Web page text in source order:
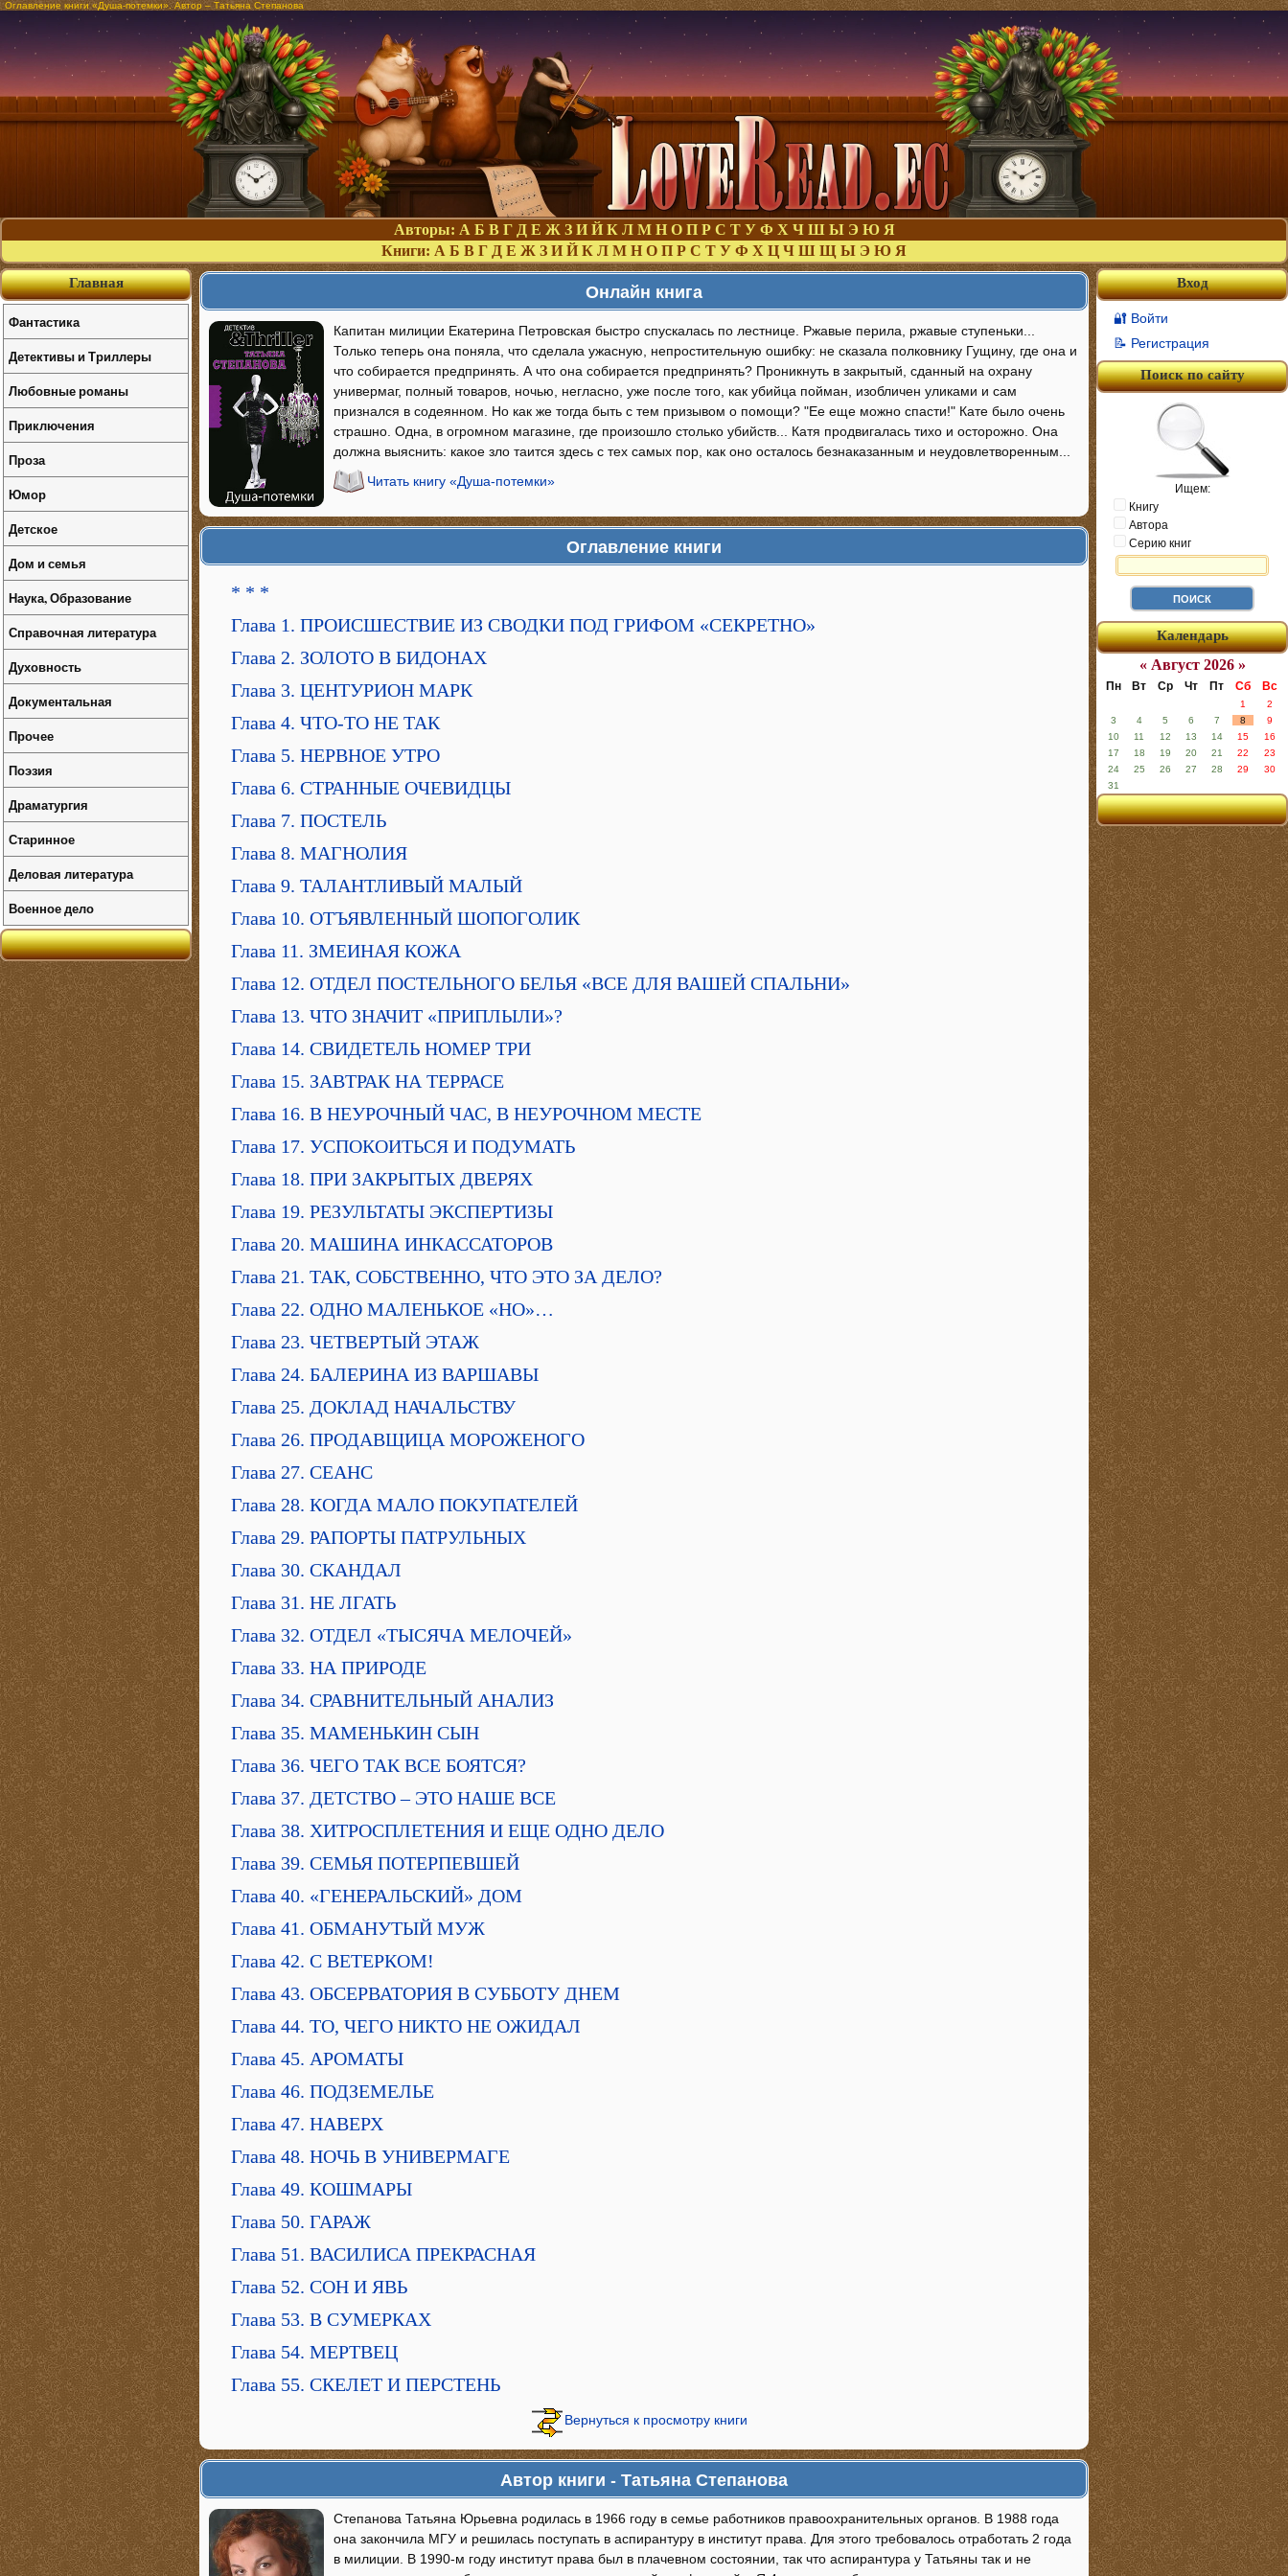
Оглавление книги «Душа-потемки». Автор – Татьяна Степанова
Авторы: А Б В Г Д Е Ж З И Й К Л М Н О П Р С Т У Ф Х Ч Ш Ы Э Ю Я
Книги: А Б В Г Д Е Ж З И Й К Л М Н О П Р С Т У Ф Х Ц Ч Ш Щ Ы Э Ю Я
Онлайн книга
Капитан милиции Екатерина Петровская быстро спускалась по лестнице. Ржавые перила, ржавые ступеньки...
Только теперь она поняла, что сделала ужасную, непростительную ошибку: не сказала полковнику Гущину, где она и
что собирается предпринять. А что она собирается предпринять? Проникнуть в закрытый, сданный на охрану
универмаг, полный товаров, ночью, негласно, уже после того, как убийца пойман, изобличен уликами и сам
признался в содеянном. Но как же тогда быть с тем призывом о помощи? "Ее еще можно спасти!" Кате было очень
страшно. Одна, в огромном магазине, где произошло столько убийств... Катя продвигалась тихо и осторожно. Она
должна выяснить: какое зло таится здесь с тех самых пор, как оно осталось безнаказанным и неудовлетворенным...
Читать книгу «Душа-потемки»
Оглавление книги
* * *
Глава 1. ПРОИСШЕСТВИЕ ИЗ СВОДКИ ПОД ГРИФОМ «СЕКРЕТНО»
Глава 2. ЗОЛОТО В БИДОНАХ
Глава 3. ЦЕНТУРИОН МАРК
Глава 4. ЧТО-ТО НЕ ТАК
Глава 5. НЕРВНОЕ УТРО
Глава 6. СТРАННЫЕ ОЧЕВИДЦЫ
Глава 7. ПОСТЕЛЬ
Глава 8. МАГНОЛИЯ
Глава 9. ТАЛАНТЛИВЫЙ МАЛЫЙ
Глава 10. ОТЪЯВЛЕННЫЙ ШОПОГОЛИК
Глава 11. ЗМЕИНАЯ КОЖА
Глава 12. ОТДЕЛ ПОСТЕЛЬНОГО БЕЛЬЯ «ВСЕ ДЛЯ ВАШЕЙ СПАЛЬНИ»
Глава 13. ЧТО ЗНАЧИТ «ПРИПЛЫЛИ»?
Глава 14. СВИДЕТЕЛЬ НОМЕР ТРИ
Глава 15. ЗАВТРАК НА ТЕРРАСЕ
Глава 16. В НЕУРОЧНЫЙ ЧАС, В НЕУРОЧНОМ МЕСТЕ
Глава 17. УСПОКОИТЬСЯ И ПОДУМАТЬ
Глава 18. ПРИ ЗАКРЫТЫХ ДВЕРЯХ
Глава 19. РЕЗУЛЬТАТЫ ЭКСПЕРТИЗЫ
Глава 20. МАШИНА ИНКАССАТОРОВ
Глава 21. ТАК, СОБСТВЕННО, ЧТО ЭТО ЗА ДЕЛО?
Глава 22. ОДНО МАЛЕНЬКОЕ «НО»…
Глава 23. ЧЕТВЕРТЫЙ ЭТАЖ
Глава 24. БАЛЕРИНА ИЗ ВАРШАВЫ
Глава 25. ДОКЛАД НАЧАЛЬСТВУ
Глава 26. ПРОДАВЩИЦА МОРОЖЕНОГО
Глава 27. СЕАНС
Глава 28. КОГДА МАЛО ПОКУПАТЕЛЕЙ
Глава 29. РАПОРТЫ ПАТРУЛЬНЫХ
Глава 30. СКАНДАЛ
Глава 31. НЕ ЛГАТЬ
Глава 32. ОТДЕЛ «ТЫСЯЧА МЕЛОЧЕЙ»
Глава 33. НА ПРИРОДЕ
Глава 34. СРАВНИТЕЛЬНЫЙ АНАЛИЗ
Глава 35. МАМЕНЬКИН СЫН
Глава 36. ЧЕГО ТАК ВСЕ БОЯТСЯ?
Глава 37. ДЕТСТВО – ЭТО НАШЕ ВСЕ
Глава 38. ХИТРОСПЛЕТЕНИЯ И ЕЩЕ ОДНО ДЕЛО
Глава 39. СЕМЬЯ ПОТЕРПЕВШЕЙ
Глава 40. «ГЕНЕРАЛЬСКИЙ» ДОМ
Глава 41. ОБМАНУТЫЙ МУЖ
Глава 42. С ВЕТЕРКОМ!
Глава 43. ОБСЕРВАТОРИЯ В СУББОТУ ДНЕМ
Глава 44. ТО, ЧЕГО НИКТО НЕ ОЖИДАЛ
Глава 45. АРОМАТЫ
Глава 46. ПОДЗЕМЕЛЬЕ
Глава 47. НАВЕРХ
Глава 48. НОЧЬ В УНИВЕРМАГЕ
Глава 49. КОШМАРЫ
Глава 50. ГАРАЖ
Глава 51. ВАСИЛИСА ПРЕКРАСНАЯ
Глава 52. СОН И ЯВЬ
Глава 53. В СУМЕРКАХ
Глава 54. МЕРТВЕЦ
Глава 55. СКЕЛЕТ И ПЕРСТЕНЬ
Вернуться к просмотру книги
Автор книги - Татьяна Степанова
Степанова Татьяна Юрьевна родилась в 1966 году в семье работников правоохранительных органов. В 1988 года
она закончила МГУ и решилась поступать в аспирантуру в институт права. Для этого требовалось отработать 2 года
в милиции. В 1990-м году институт права был в плачевном состоянии, так что аспирантура у Татьяны так и не
Вход
🔐 Войти
📝 Регистрация
Поиск по сайту
Ищем:
Книгу
Автора
Серию книг
Календарь
« Август 2026 »
Пн Вт Ср Чт Пт Сб Вс
1
2
3
4 5 6 7 8
9
10
11 12 13 14 15
16
17
18 19 20 21 22
23
24
25 26 27 28 29
30
31
Главная
Фантастика
Детективы и Триллеры
Любовные романы
Приключения
Проза
Юмор
Детское
Дом и семья
Наука, Образование
Справочная литература
Духовность
Документальная
Прочее
Поэзия
Драматургия
Старинное
Деловая литература
Военное дело